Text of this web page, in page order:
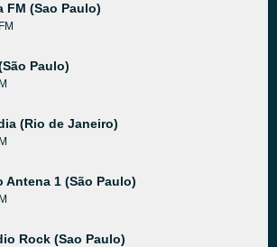
FM (Sao Paulo)
Paulo)
(Rio de Janeiro)
Antena 1 (São Paulo)
Rock (Sao Paulo)